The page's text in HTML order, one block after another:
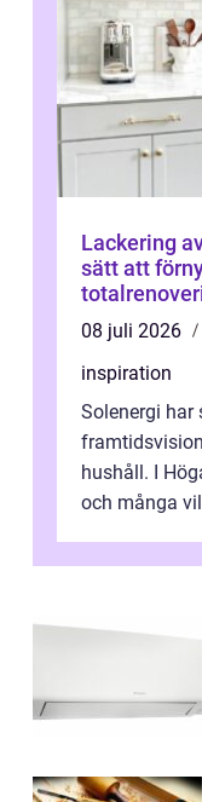
Lackering
sätt att
08 juli 2026
inspiration
Solenergi har
hushåll. I
och många